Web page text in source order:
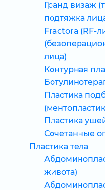
Гранд визаж
подтяжка
Fractora (RF-
лица)
Контурная
Пластика
Пластика
Сочетанные
Пластика тела
живота)